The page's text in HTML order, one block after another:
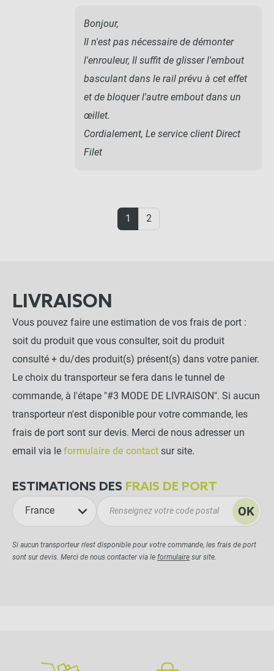
Bonjour,
Il n'est pas nécessaire de démonter
l'enrouleur, Il suffit de glisser l'embout
basculant dans le rail prévu à cet effet
et de bloquer l'autre embout dans un
œillet.
Cordialement, Le service client Direct
Filet
1 2
LIVRAISON
Vous pouvez faire une estimation de vos frais de port :
soit du produit que vous consulter, soit du produit
consulté + du/des produit(s) présent(s) dans votre panier.
Le choix du transporteur se fera dans le tunnel de
commande, à l'étape "#3 MODE DE LIVRAISON". Si aucun
transporteur n'est disponible pour votre commande, les
frais de port sont sur devis. Merci de nous adresser un
email via le formulaire de contact sur site.
ESTIMATIONS DES FRAIS DE PORT
France OK
Si aucun transporteur n'est disponible pour votre commande, les frais de port
sont sur devis. Merci de nous contacter via le formulaire sur site.